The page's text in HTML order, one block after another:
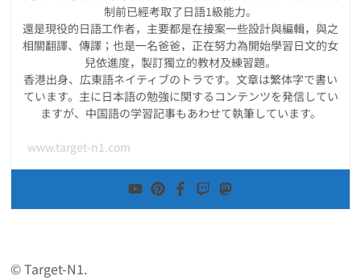
制前已經考取了日語1級能力。
還是現役的日語工作者，主要都是在接案一些設計與編輯，與之
相關翻譯、傳譯；也是一名爸爸，正在努力為開始學習日文的女
兒依進度，製訂獨立的教材及練習題。
香港出身、広東語ネイティブのトラです。文章は繁体字で書い
ています。主に日本語の勉強に関するコンテンツを発信してい
ますが、中国語の学習記事もあわせて執筆しています。
www.target-n1.com
© Target-N1.